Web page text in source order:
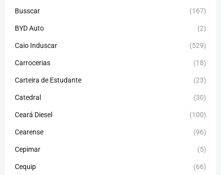
Busscar (167)
BYD Auto (2)
Caio Induscar (529)
Carrocerias (18)
Carteira de Estudante (23)
Catedral (30)
Ceará Diesel (100)
Cearense (96)
Cepimar (5)
Cequip (66)